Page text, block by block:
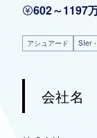
602～1197
アシュアード SIer
会社名